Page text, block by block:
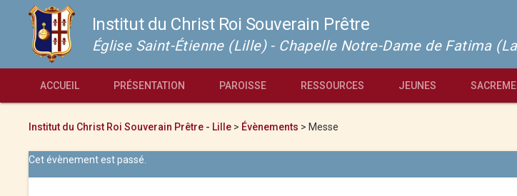
Institut du Christ Roi Souverain Prêtre
Église Saint-Étienne (Lille) - Chapelle Notre-Dame de Fatima
ACCUEIL PRÉSENTATION PAROISSE RESSOURCES JEUNES
Institut du Christ Roi Souverain Prêtre - Lille > Évènements > Messe
Cet évènement est passé.